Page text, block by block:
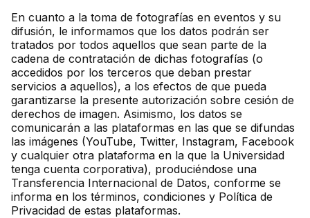
En cuanto a la toma de fotografías en eventos y su
difusión, le informamos que los datos podrán ser
tratados por todos aquellos que sean parte de la
cadena de contratación de dichas fotografías (o
accedidos por los terceros que deban prestar
servicios a aquellos), a los efectos de que pueda
garantizarse la presente autorización sobre cesión de
derechos de imagen. Asimismo, los datos se
comunicarán a las plataformas en las que se difundas
las imágenes (YouTube, Twitter, Instagram, Facebook
y cualquier otra plataforma en la que la Universidad
tenga cuenta corporativa), produciéndose una
Transferencia Internacional de Datos, conforme se
informa en los términos, condiciones y Política de
Privacidad de estas plataformas.